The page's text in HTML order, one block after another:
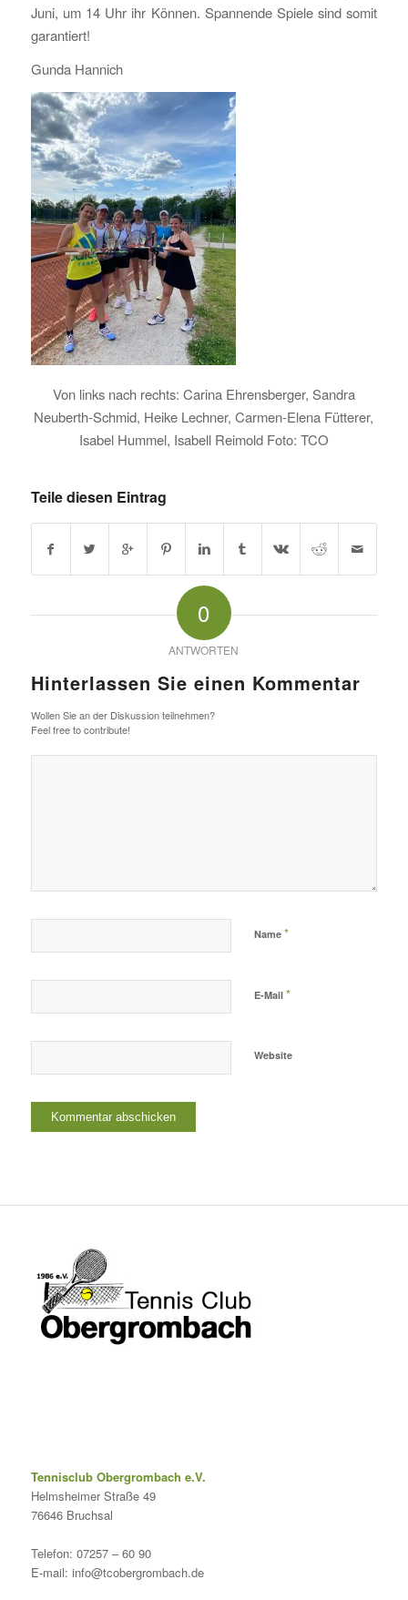
Juni, um 14 Uhr ihr Können. Spannende Spiele sind somit
garantiert!
Gunda Hannich
Von links nach rechts: Carina Ehrensberger, Sandra
Neuberth-Schmid, Heike Lechner, Carmen-Elena Fütterer,
Isabel Hummel, Isabell Reimold Foto: TCO
Teile diesen Eintrag
0
ANTWORTEN
Hinterlassen Sie einen Kommentar
Wollen Sie an der Diskussion teilnehmen?
Feel free to contribute!
Name *
E-Mail *
Website
Tennisclub Obergrombach e.V.
Helmsheimer Straße 49
76646 Bruchsal
Telefon: 07257 – 60 90
E-mail: info@tcobergrombach.de